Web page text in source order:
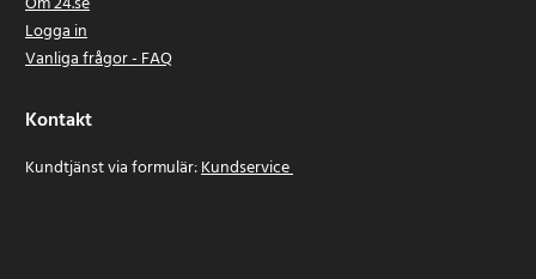
Logga in
Vanliga frågor - FAQ
Kontakt
Kundtjänst via formulär:Kundservice